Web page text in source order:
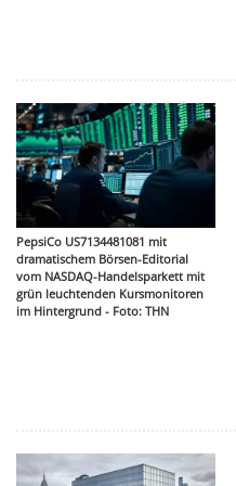
PepsiCo US7134481081 mit
dramatischem Börsen-Editorial
vom NASDAQ-Handelsparkett mit
grün leuchtenden Kursmonitoren
im Hintergrund - Foto: THN